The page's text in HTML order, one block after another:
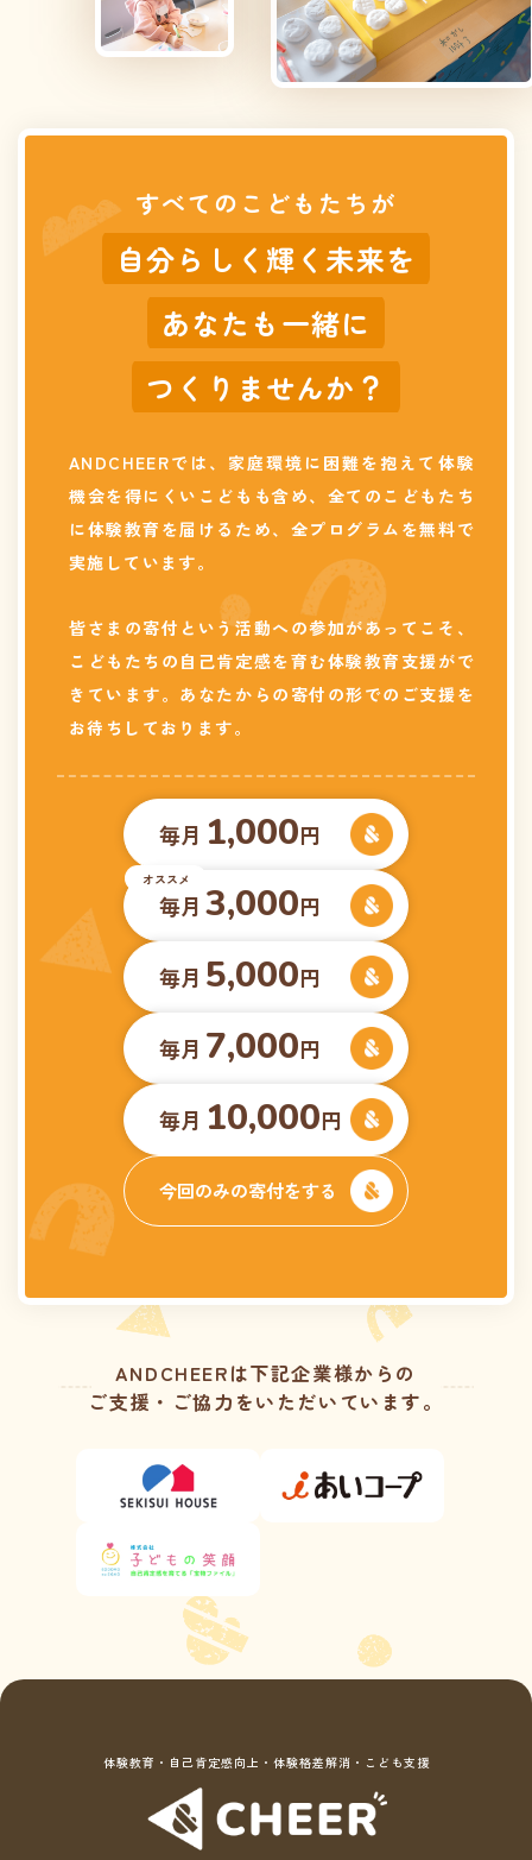
すべてのこどもたちが
自分らしく輝く未来を
あなたも一緒に
つくりませんか？
ANDCHEERでは、家庭環境に困難を抱えて体験
機会を得にくいこどもも含め、全てのこどもたち
に体験教育を届けるため、全プログラムを無料で
実施しています。
皆さまの寄付という活動への参加があってこそ、
こどもたちの自己肯定感を育む体験教育支援がで
きています。あなたからの寄付の形でのご支援を
お待ちしております。
毎月 1,000円
毎月 3,000円
毎月 5,000円
毎月 7,000円
毎月 10,000円
今回のみの寄付をする
ANDCHEERは下記企業様からの
ご支援・ご協力をいただいています。
体験教育・自己肯定感向上・体験格差解消・こども支援